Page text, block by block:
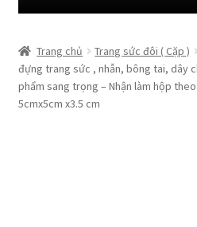
Tài khoản
Thanh toán
Trang chủ Trang sức đôi ( Cặp )
đựng trang sức , nhẫn, bông tai, dây
phẩm sang trọng – Nhận làm hộp
5cmx5cm x3.5 cm